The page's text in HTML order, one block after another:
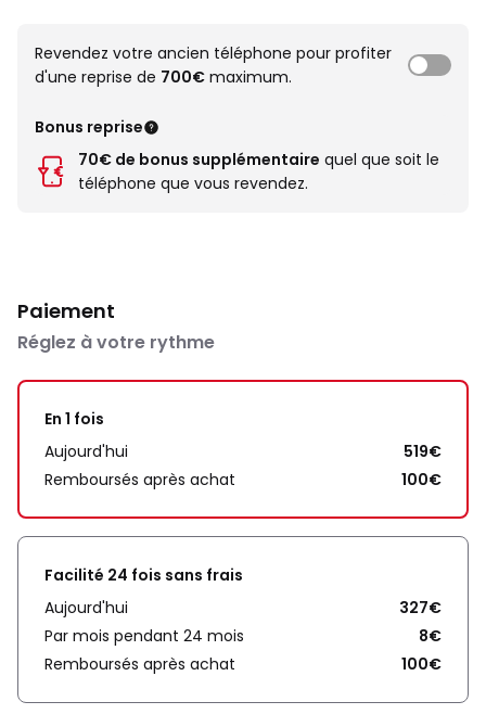
Revendez votre ancien téléphone pour profiter
d'une reprise de 700€ maximum.
Bonus reprise
70€ de bonus supplémentaire quel que soit le
téléphone que vous revendez.
Paiement
Réglez à votre rythme
En 1 fois
Aujourd'hui
519€
Remboursés après achat
100€
Facilité 24 fois sans frais
Aujourd'hui
327€
Par mois pendant 24 mois
8€
Remboursés après achat
100€